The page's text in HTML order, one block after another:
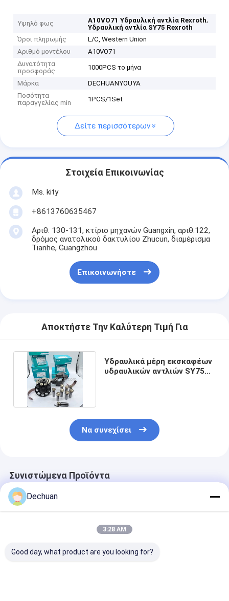
Υψηλό φως Α10VO71 Υδραυλική αντλία Rexroth,
Υδραυλική αντλία SY75 Rexroth
Όροι πληρωμής
L/C, Western Union
Αριθμό μοντέλου
A10VO71
Δυνατότητα
προσφοράς
1000PCS το μήνα
Μάρκα
DECHUANYOUYA
Ποσότητα
παραγγελίας min
1PCS/1Set
Δείτε περισσότερων
Στοιχεία Επικοινωνίας
Ms. kity
+8613760635467
Αριθ. 130-131, κτίριο μηχανών Guangxin, αριθ.122,
δρόμος ανατολικού δακτυλίου Zhucun, διαμέρισμα
Tianhe, Guangzhou
Επικοινωνήστε
Αποκτήστε Την Καλύτερη Τιμή Για
Υδραυλικά μέρη εκσκαφέων
υδραυλικών αντλιών SY75
Να συνεχίσει
Συνιστώμενα Προϊόντα
Dechuan
3:28 AM
Good day, what product are you looking for?